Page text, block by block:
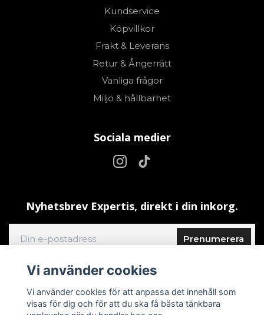
Kundservice
Köpvillkor
Frakt & Leverans
Retur & Ångerrätt
Vanliga frågor
Miljö & hållbarhet
Sociala medier
Nyhetsbrev Expertis, direkt i din inkorg.
Prenumerera
Vi använder cookies
Vi använder cookies för att anpassa det innehåll som
visas för dig och för att du ska få bästa tänkbara